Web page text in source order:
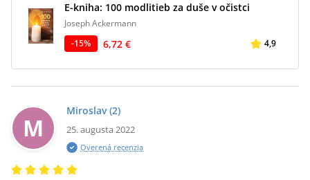
E-kniha: 100 modlitieb za duše v očistci
Joseph Ackermann
-15% 6,72 € 4,9
M
Miroslav (2)
25. augusta 2022
Overená recenzia